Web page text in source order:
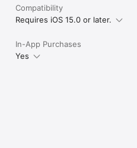
Compatibility
Requires iOS 15.0 or later.
In-App Purchases
Yes